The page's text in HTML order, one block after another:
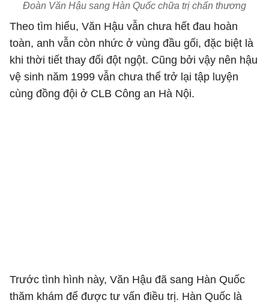
Đoàn Văn Hậu sang Hàn Quốc chữa trị chấn thương
Theo tìm hiểu, Văn Hậu vẫn chưa hết đau hoàn
toàn, anh vẫn còn nhức ở vùng đầu gối, đặc biệt là
khi thời tiết thay đổi đột ngột. Cũng bởi vậy nên hậu
vệ sinh năm 1999 vẫn chưa thể trở lại tập luyện
cùng đồng đội ở CLB Công an Hà Nội.
Trước tình hình này, Văn Hậu đã sang Hàn Quốc
thăm khám để được tư vấn điều trị. Hàn Quốc là